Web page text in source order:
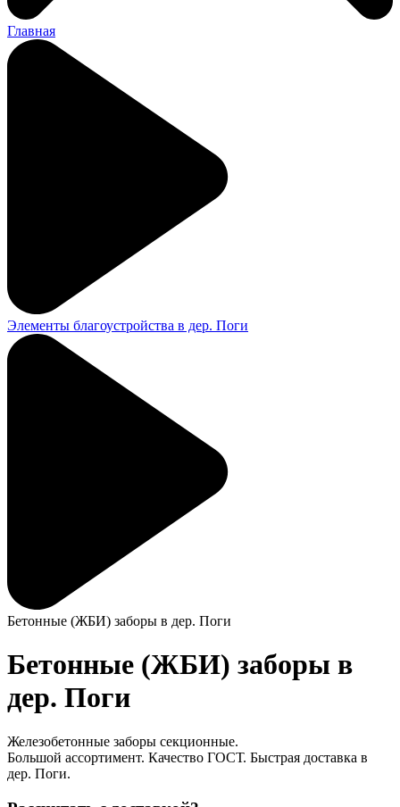
Главная
Элементы благоустройства в дер. Поги
Бетонные (ЖБИ) заборы в дер. Поги
Бетонные (ЖБИ) заборы в
дер. Поги
Железобетонные заборы секционные.
Большой ассортимент. Качество ГОСТ. Быстрая доставка в
дер. Поги.